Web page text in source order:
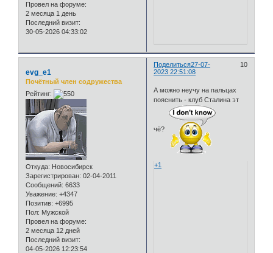
Провел на форуме:
2 месяца 1 день
Последний визит:
30-05-2026 04:33:02
Поделиться 10
27-07-
2023 22:51:08
evg_e1
Почётный член содружества
Рейтинг:
Откуда: Новосибирск
Зарегистрирован: 02-04-2011
Сообщений: 6633
Уважение: +4347
Позитив: +6995
Пол: Мужской
Провел на форуме:
2 месяца 12 дней
Последний визит:
04-05-2026 12:23:54
А можно неучу на пальцах
пояснить - клуб Сталина эт
чё?
+1